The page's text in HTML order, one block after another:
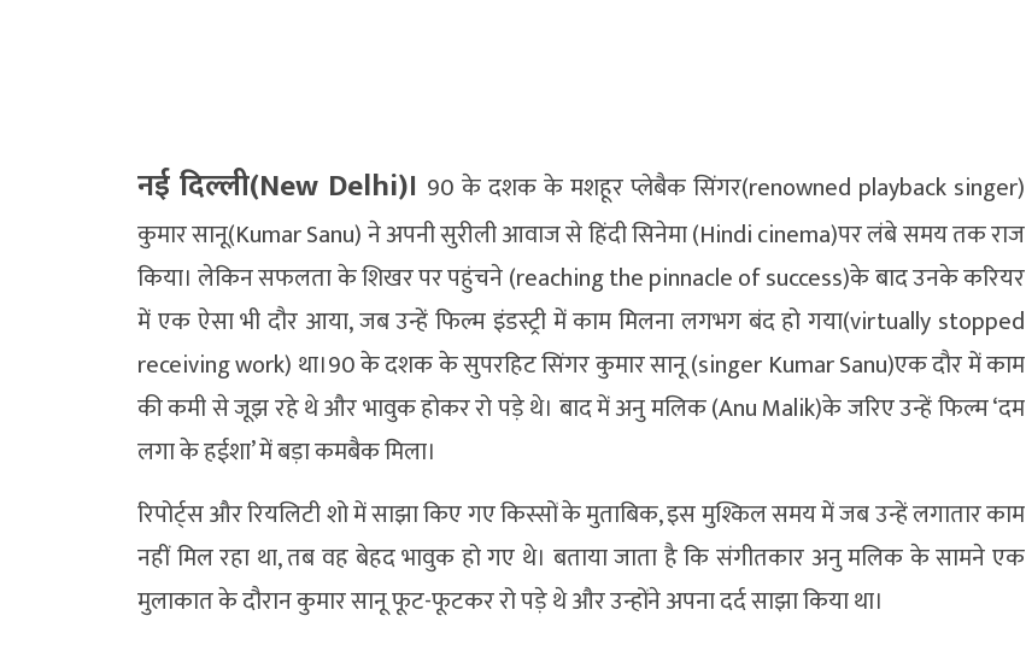
नई दिल्ली(New Delhi)। 90 के दशक के मशहूर प्लेबैक सिंगर(renowned playback singer)
कुमार सानू(Kumar Sanu) ने अपनी सुरीली आवाज से हिंदी सिनेमा (Hindi cinema)पर लंबे समय तक राज
किया। लेकिन सफलता के शिखर पर पहुंचने (reaching the pinnacle of success)के बाद उनके करियर
में एक ऐसा भी दौर आया, जब उन्हें फिल्म इंडस्ट्री में काम मिलना लगभग बंद हो गया(virtually stopped
receiving work) था।90 के दशक के सुपरहिट सिंगर कुमार सानू (singer Kumar Sanu)एक दौर में काम
की कमी से जूझ रहे थे और भावुक होकर रो पड़े थे। बाद में अनु मलिक (Anu Malik)के जरिए उन्हें फिल्म ‘दम
लगा के हईशा’ में बड़ा कमबैक मिला।
रिपोर्ट्स और रियलिटी शो में साझा किए गए किस्सों के मुताबिक, इस मुश्किल समय में जब उन्हें लगातार काम
नहीं मिल रहा था, तब वह बेहद भावुक हो गए थे। बताया जाता है कि संगीतकार अनु मलिक के सामने एक
मुलाकात के दौरान कुमार सानू फूट-फूटकर रो पड़े थे और उन्होंने अपना दर्द साझा किया था।